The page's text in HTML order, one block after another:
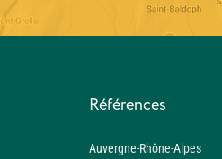
Références
Auvergne-Rhône-Alpes